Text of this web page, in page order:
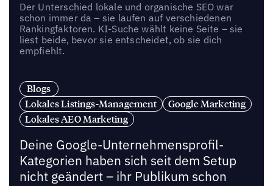
Der Unterschied lokale und organische SEO war
schon immer da – sie laufen auf verschiedenen
Rankingfaktoren. KI-Suche wählt keine Seite – sie
liest beide, bevor sie entscheidet, ob sie dich
empfiehlt.
Blogs
Lokales Listings-Management
Google Marketing
Lokales AEO Marketing
Deine Google-Unternehmensprofil-
Kategorien haben sich seit dem Setup
nicht geändert – ihr Publikum schon